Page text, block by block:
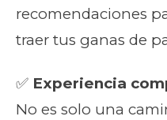
recomendaciones
traer tus ganas de
✅ Experiencia
No es solo una